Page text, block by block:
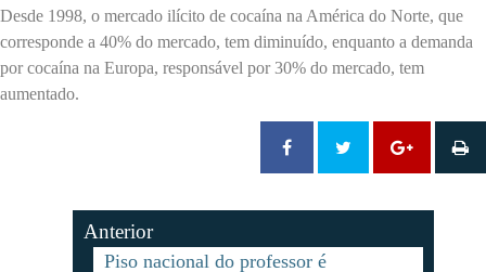
Desde 1998, o mercado ilícito de cocaína na América do Norte, que
corresponde a 40% do mercado, tem diminuído, enquanto a demanda
por cocaína na Europa, responsável por 30% do mercado, tem
aumentado.
Anterior
Piso nacional do professor é